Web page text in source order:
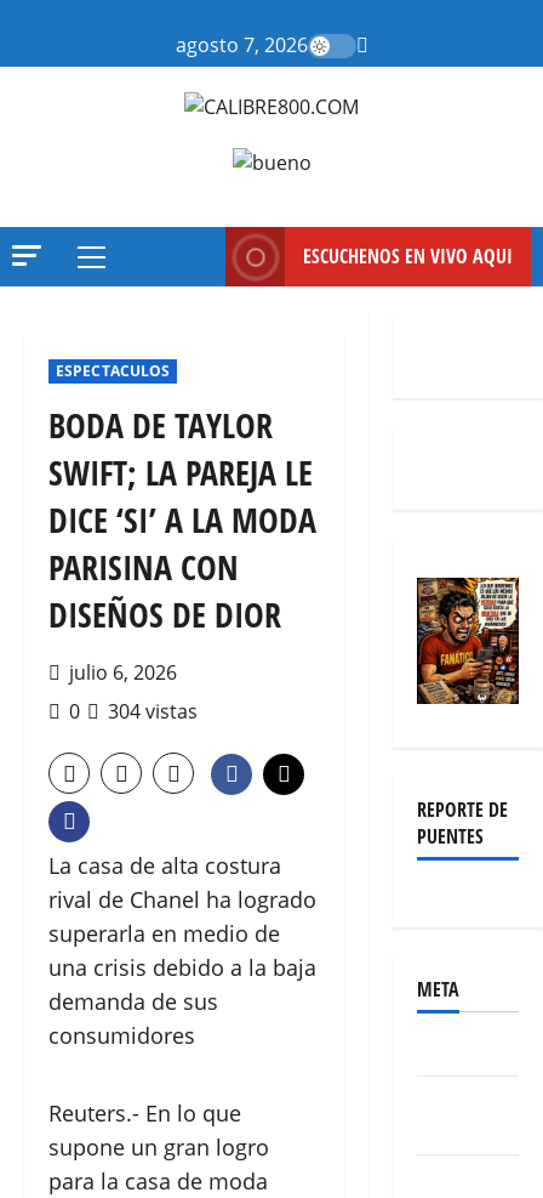
contenido
agosto 7, 2026
Menú
ESCUCHENOS EN VIVO AQUI
ESPECTACULOS
BODA DE TAYLOR
SWIFT; LA PAREJA LE
DICE ‘SI’ A LA MODA
PARISINA CON
DISEÑOS DE DIOR
julio 6, 2026
0
304 vistas
La casa de alta costura
rival de Chanel ha logrado
superarla en medio de
una crisis debido a la baja
demanda de sus
consumidores
Reuters.- En lo que
supone un gran logro
para la casa de moda
REPORTE DE
PUENTES
META